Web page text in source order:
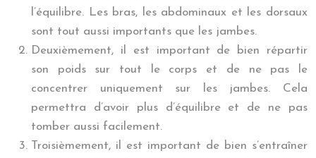
l’équilibre. Les bras, les abdominaux et les dorsaux
sont tout aussi importants que les jambes.
Deuxièmement, il est important de bien répartir
son poids sur tout le corps et de ne pas le
concentrer uniquement sur les jambes. Cela
permettra d’avoir plus d’équilibre et de ne pas
tomber aussi facilement.
Troisièmement, il est important de bien s’entraîner